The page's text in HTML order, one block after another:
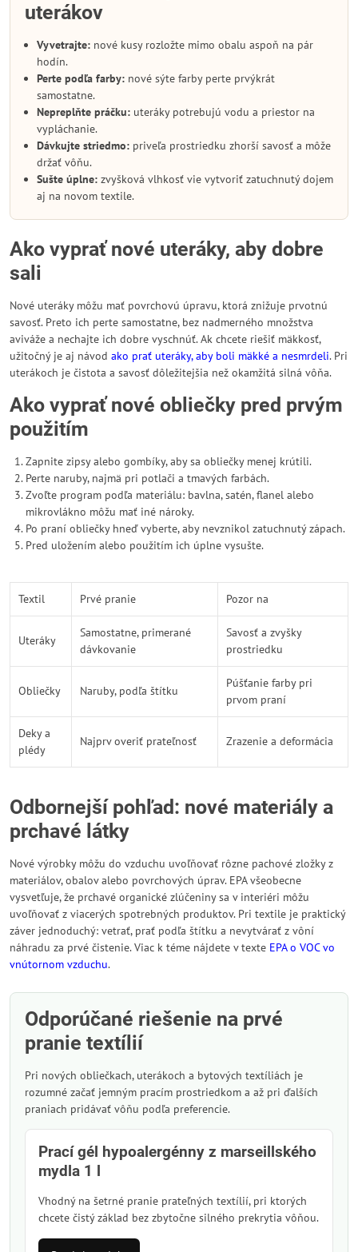
uterákov
Vyvetrajte: nové kusy rozložte mimo obalu aspoň na pár
hodín.
Perte podľa farby: nové sýte farby perte prvýkrát
samostatne.
Nepreplňte práčku: uteráky potrebujú vodu a priestor na
vypláchanie.
Dávkujte striedmo: priveľa prostriedku zhorší savosť a môže
držať vôňu.
Sušte úplne: zvyšková vlhkosť vie vytvoriť zatuchnutý dojem
aj na novom textile.
Ako vyprať nové uteráky, aby dobre
sali
Nové uteráky môžu mať povrchovú úpravu, ktorá znižuje prvotnú
savosť. Preto ich perte samostatne, bez nadmerného množstva
aviváže a nechajte ich dobre vyschnúť. Ak chcete riešiť mäkkosť,
užitočný je aj návod ako prať uteráky, aby boli mäkké a nesmrdeli. Pri
uterákoch je čistota a savosť dôležitejšia než okamžitá silná vôňa.
Ako vyprať nové obliečky pred prvým
použitím
Zapnite zipsy alebo gombíky, aby sa obliečky menej krútili.
Perte naruby, najmä pri potlači a tmavých farbách.
Zvoľte program podľa materiálu: bavlna, satén, flanel alebo
mikrovlákno môžu mať iné nároky.
Po praní obliečky hneď vyberte, aby nevznikol zatuchnutý zápach.
Pred uložením alebo použitím ich úplne vysušte.
Textil Prvé pranie Pozor na
Uteráky
Samostatne, primerané
dávkovanie
Savosť a zvyšky
prostriedku
Obliečky Naruby, podľa štítku
Púšťanie farby pri
prvom praní
Deky a
plédy
Najprv overiť prateľnosť Zrazenie a deformácia
Odbornejší pohľad: nové materiály a
prchavé látky
Nové výrobky môžu do vzduchu uvoľňovať rôzne pachové zložky z
materiálov, obalov alebo povrchových úprav. EPA všeobecne
vysvetľuje, že prchavé organické zlúčeniny sa v interiéri môžu
uvoľňovať z viacerých spotrebných produktov. Pri textile je praktický
záver jednoduchý: vetrať, prať podľa štítku a nevytvárať z vôní
náhradu za prvé čistenie. Viac k téme nájdete v texte EPA o VOC vo
vnútornom vzduchu.
Odporúčané riešenie na prvé
pranie textílií
Pri nových obliečkach, uterákoch a bytových textíliách je
rozumné začať jemným pracím prostriedkom a až pri ďalších
praniach pridávať vôňu podľa preferencie.
Prací gél hypoalergénny z marseillského
mydla 1 l
Vhodný na šetrné pranie prateľných textílií, pri ktorých
chcete čistý základ bez zbytočne silného prekrytia vôňou.